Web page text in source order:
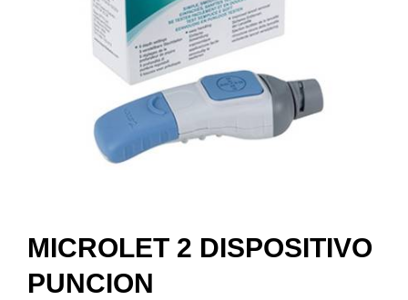
MICROLET 2 DISPOSITIVO
PUNCION